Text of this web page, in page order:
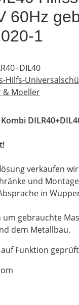
60Hz
1
Hilfs-
& Moeller
verkaufen
und
in
um gebrauchte
dem Metallbau.
Funktion